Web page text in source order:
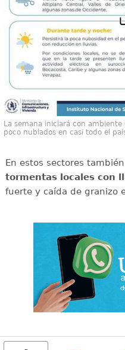
La semana iniciará con
poco nublados en casi todo el
En estos sectores
tormentas locales con
fuerte y caída de granizo